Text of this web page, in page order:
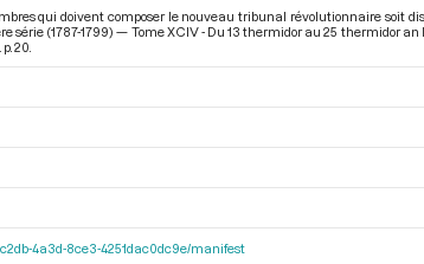
qui doivent composer le nouveau tribunal révolutionnaire soit
(1787-1799) — Tome XCIV - Du 13 thermidor au 25 thermidor an
20.
c2db-4a3d-8ce3-4251dac0dc9e/manifest